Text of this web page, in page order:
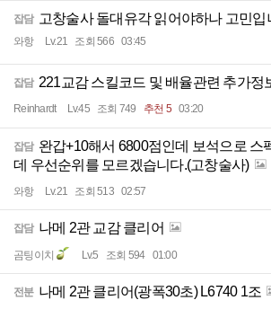
잡담 고창술사 돌대유각 읽어야하나 고민입
와항 Lv.21 조회 566 03:45
잡담 221교감 스킬코드 및 배율관련 추가정
Reinhardt Lv.45 조회 749 추천 5 03:20
잡담 완갑+10해서 6800점인데 보석으로 스
데 우선순위를 모르겠습니다.(고창술사)
와항 Lv.21 조회 513 02:57
잡담 나메 2관 교감 클리어
곰팅이치 Lv.5 조회 594 01:00
전분 나메 2관 클리어(광폭30초) L6740 1조